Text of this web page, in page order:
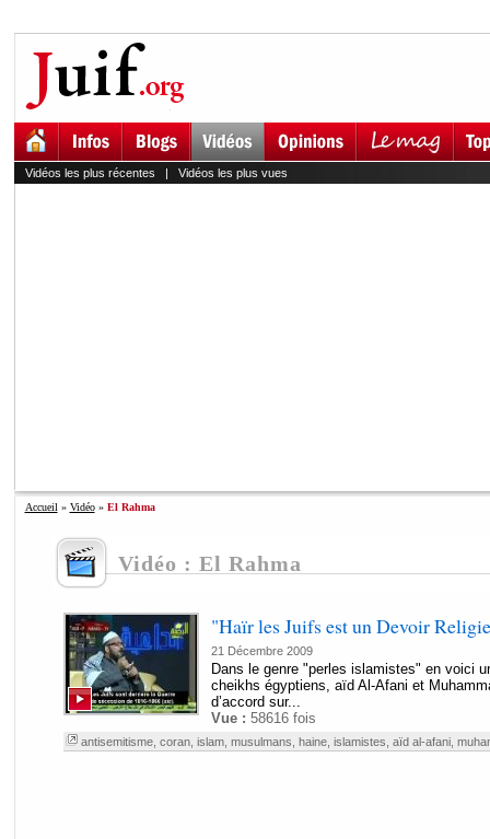
Vidéos les plus récentes | Vidéos les plus vues
Accueil » Vidéo» El Rahma
Vidéo : El Rahma
"Haïr les Juifs est un Devoir
21 Décembre 2009
Dans le genre "perles islamistes" en voici
cheikhs égyptiens, aïd Al-Afani et
d’accord sur...
Vue : 58616 fois
antisemitisme, coran, islam, musulmans haine, islamistes aïd al-afani,